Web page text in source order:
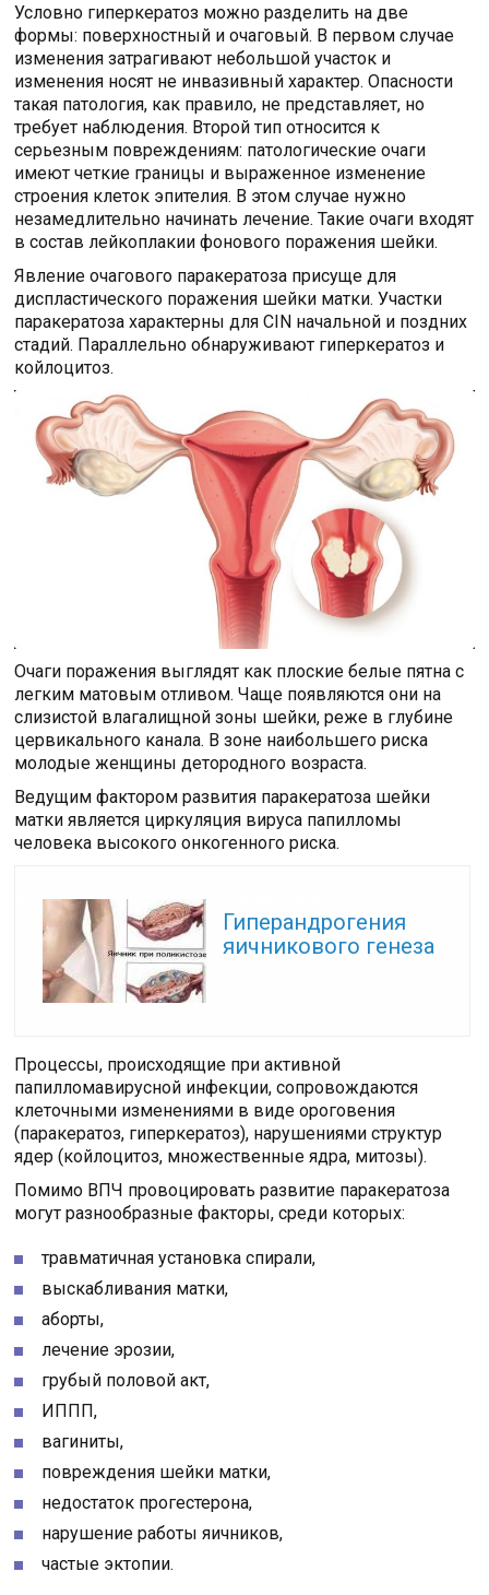
Условно гиперкератоз можно разделить на две
формы: поверхностный и очаговый. В первом случае
изменения затрагивают небольшой участок и
изменения носят не инвазивный характер. Опасности
такая патология, как правило, не представляет, но
требует наблюдения. Второй тип относится к
серьезным повреждениям: патологические очаги
имеют четкие границы и выраженное изменение
строения клеток эпителия. В этом случае нужно
незамедлительно начинать лечение. Такие очаги входят
в состав лейкоплакии фонового поражения шейки.
Явление очагового паракератоза присуще для
диспластического поражения шейки матки. Участки
паракератоза характерны для CIN начальной и поздних
стадий. Параллельно обнаруживают гиперкератоз и
койлоцитоз.
Очаги поражения выглядят как плоские белые пятна с
легким матовым отливом. Чаще появляются они на
слизистой влагалищной зоны шейки, реже в глубине
цервикального канала. В зоне наибольшего риска
молодые женщины детородного возраста.
Ведущим фактором развития паракератоза шейки
матки является циркуляция вируса папилломы
человека высокого онкогенного риска.
Гиперандрогения
яичникового генеза
Процессы, происходящие при активной
папилломавирусной инфекции, сопровождаются
клеточными изменениями в виде ороговения
(паракератоз, гиперкератоз), нарушениями структур
ядер (койлоцитоз, множественные ядра, митозы).
Помимо ВПЧ провоцировать развитие паракератоза
могут разнообразные факторы, среди которых:
травматичная установка спирали,
выскабливания матки,
аборты,
лечение эрозии,
грубый половой акт,
ИППП,
вагиниты,
повреждения шейки матки,
недостаток прогестерона,
нарушение работы яичников,
частые эктопии.